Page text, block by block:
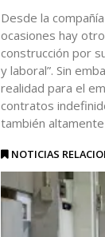
Desde la
ocasiones hay
construcción por
y laboral”. Sin
realidad para el
contratos
también
NOTICIAS